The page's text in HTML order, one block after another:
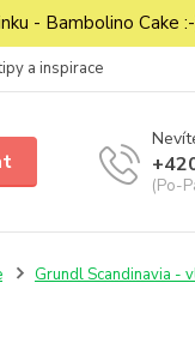
- Bambolino Cake
a inspirace
(Po-
Grundl Scandinavia -